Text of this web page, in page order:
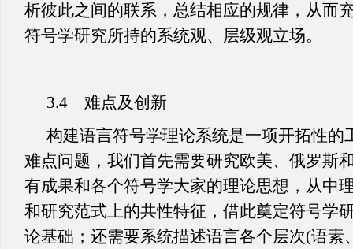
析彼此之间的联系，总结相应的规律，从而
符号学研究所持的系统观、层级观立场。
3.4 难点及创新
构建语言符号学理论系统是一项开拓性的
难点问题，我们首先需要研究欧美、俄罗斯
有成果和各个符号学大家的理论思想，从中
和研究范式上的共性特征，借此奠定符号学
论基础；还需要系统描述语言各个层次(语素